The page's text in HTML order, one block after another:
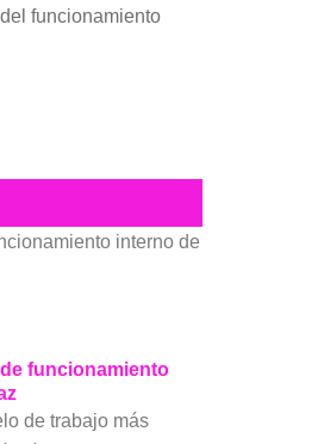
funcionamiento
interno de
funcionamiento
de trabajo más